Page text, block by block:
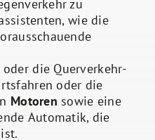
zu
wie die
die Querverkehr-
oder die
Motorensowie eine
Automatik, die